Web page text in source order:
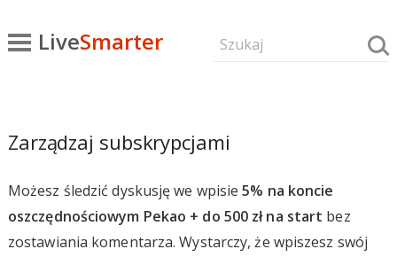
LiveSmarter
Zarządzaj subskrypcjami
Możesz śledzić dyskusję we wpisie5% na koncie
oszczędnościowym Pekao + do 500 zł na start bez
zostawiania komentarza. Wystarczy, że wpiszesz swój